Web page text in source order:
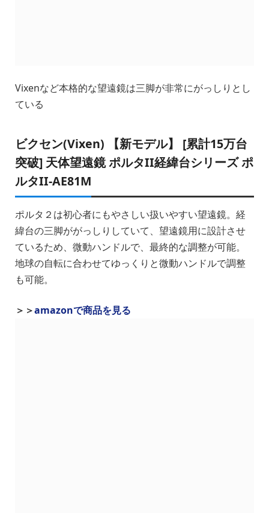
Vixenなど本格的な望遠鏡は三脚が非常にがっしりとし
ている
ビクセン(Vixen) 【新モデル】 [累計15万台
突破] 天体望遠鏡 ポルタII経緯台シリーズ ポ
ルタII-AE81M
ポルタ２は初心者にもやさしい扱いやすい望遠鏡。経
緯台の三脚ががっしりしていて、望遠鏡用に設計させ
ているため、微動ハンドルで、最終的な調整が可能。
地球の自転に合わせてゆっくりと微動ハンドルで調整
も可能。
＞＞amazonで商品を見る